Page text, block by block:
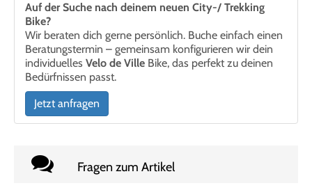
Auf der Suche nach deinem neuen City-/ Trekking
Bike?
Wir beraten dich gerne persönlich. Buche einfach einen
Beratungstermin – gemeinsam konfigurieren wir dein
individuelles Velo de Ville Bike, das perfekt zu deinen
Bedürfnissen passt.
Jetzt anfragen
Fragen zum Artikel